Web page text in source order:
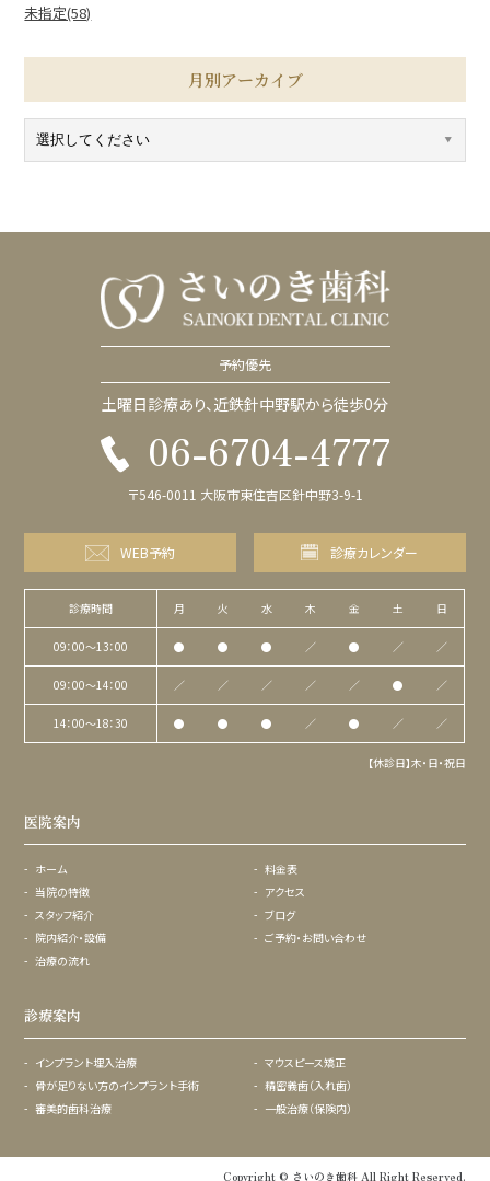
未指定(58)
月別アーカイブ
予約優先
土曜日診療あり、近鉄針中野駅から徒歩0分
06-6704-4777
〒546-0011 大阪市東住吉区針中野3-9-1
WEB予約 診療カレンダー
診療時間 月 火 水 木 金 土 日
09：00〜13：00 ● ● ● ／ ● ／ ／
09：00〜14：00 ／ ／ ／ ／ ／ ● ／
14：00〜18：30 ● ● ● ／ ● ／ ／
【休診日】木・日・祝日
医院案内
ホーム
料金表
当院の特徴
アクセス
スタッフ紹介
ブログ
院内紹介・設備
ご予約・お問い合わせ
治療の流れ
診療案内
インプラント埋入治療
マウスピース矯正
骨が足りない方のインプラント手術
精密義歯（入れ歯）
審美的歯科治療
一般治療（保険内）
Copyright © さいのき歯科 All Right Reserved.